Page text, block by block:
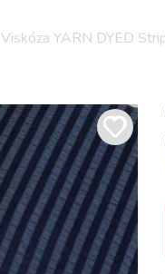
Viskóza YARN DYED